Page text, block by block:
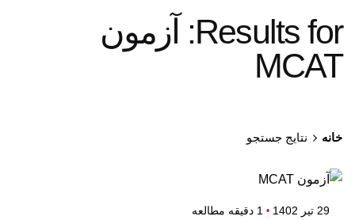
Results for: آزمون
MCAT
خانه نتایج جستجو
29 تیر 1402 1 دقیقه مطالعه